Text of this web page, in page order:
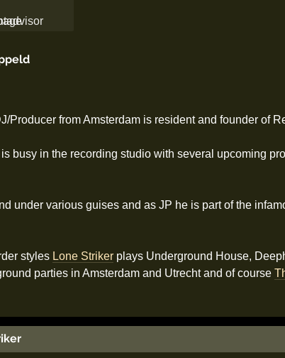
Producer from Amsterdam is resident and founder of
busy in the recording studio with several upcoming
under various guises and as JP he is part of the
styles Lone Strikerplays Underground House,
parties in Amsterdam and Utrecht and of course